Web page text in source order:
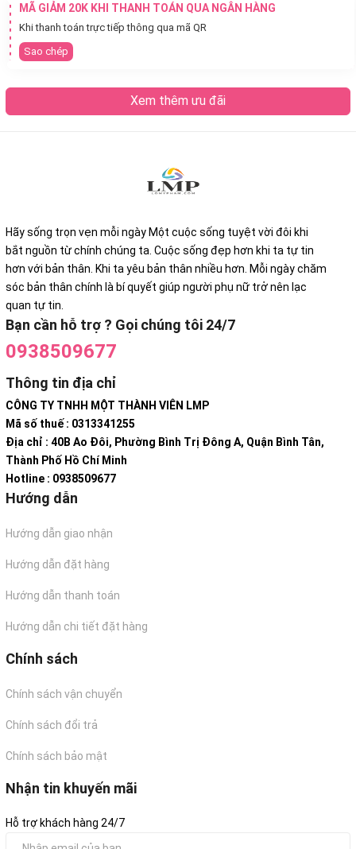
MÃ GIẢM 20K KHI THANH TOÁN QUA NGÂN HÀNG
Khi thanh toán trực tiếp thông qua mã QR
Sao chép
Xem thêm ưu đãi
Hãy sống trọn vẹn mỗi ngày Một cuộc sống tuyệt vời đôi khi
bắt nguồn từ chính chúng ta. Cuộc sống đẹp hơn khi ta tự tin
hơn với bản thân. Khi ta yêu bản thân nhiều hơn. Mỗi ngày chăm
sóc bản thân chính là bí quyết giúp người phụ nữ trở nên lạc
quan tự tin.
Bạn cần hỗ trợ ? Gọi chúng tôi 24/7
0938509677
Thông tin địa chỉ
CÔNG TY TNHH MỘT THÀNH VIÊN LMP
Mã số thuế : 0313341255
Địa chỉ : 40B Ao Đôi, Phường Bình Trị Đông A, Quận Bình Tân,
Thành Phố Hồ Chí Minh
Hotline : 0938509677
Hướng dẫn
Hướng dẫn giao nhận
Hướng dẫn đặt hàng
Hướng dẫn thanh toán
Hướng dẫn chi tiết đặt hàng
Chính sách
Chính sách vận chuyển
Chính sách đổi trả
Chính sách bảo mật
Nhận tin khuyến mãi
Hỗ trợ khách hàng 24/7